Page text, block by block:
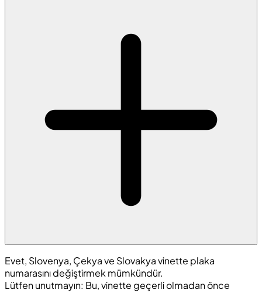
Evet, Slovenya, Çekya ve Slovakya vinette plaka
numarasını değiştirmek mümkündür.
Lütfen unutmayın: Bu, vinette geçerli olmadan önce